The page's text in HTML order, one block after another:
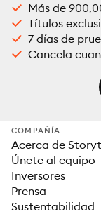
Más de
Títulos
7 días de
Cancela
COMPAÑÍA
Acerca de
Únete al equipo
Inversores
Prensa
Sustentabilidad